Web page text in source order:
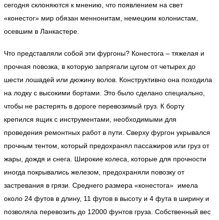
сегодня склоняются к мнению, что появлением на свет
«конестог» мир обязан меннонитам, немецким колонистам,
осевшим в Ланкастере.
Что представляли собой эти фургоны? Конестога – тяжелая и
прочная повозка, в которую запрягали цугом от четырех до
шести лошадей или дюжину волов. Конструктивно она походила
на лодку с высокими бортами. Это было сделано специально,
чтобы не растерять в дороге перевозимый груз. К борту
крепился ящик с инструментами, необходимыми для
проведения ремонтных работ в пути. Сверху фургон укрывался
прочным тентом, который предохранял пассажиров или груз от
жары, дождя и снега. Широкие колеса, которые для прочности
иногда покрывались железом, предохраняли повозку от
застревания в грязи. Среднего размера «конестога» имела
около 24 футов в длину, 11 футов в высоту и 4 фута в ширину и
позволяла перевозить до 12000 фунтов груза. Собственный вес